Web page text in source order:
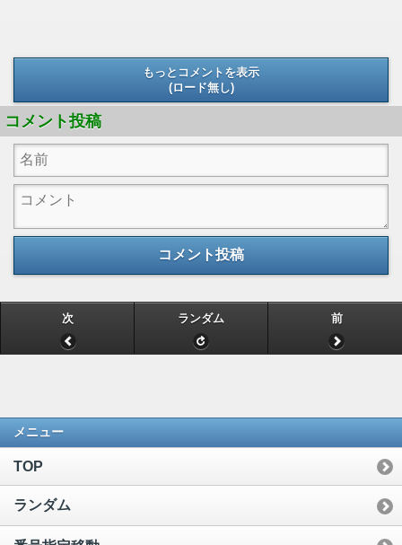
もっとコメントを表示
(ロード無し)
コメント投稿
コメント投稿
次 ランダム 前
メニュー
TOP
ランダム